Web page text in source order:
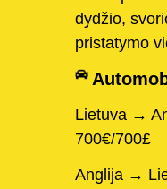
dydžio,
pristatymo
Lietuva →
700€/700£
Anglija →